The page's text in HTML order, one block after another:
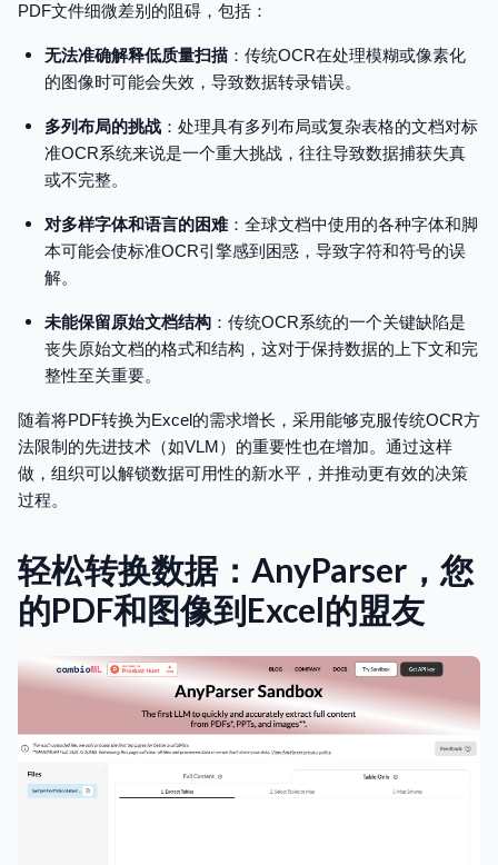
PDF文件细微差别的阻碍，包括：
无法准确解释低质量扫描 ：传统OCR在处理模糊或像素化
的图像时可能会失效，导致数据转录错误。
多列布局的挑战 ：处理具有多列布局或复杂表格的文档对标
准OCR系统来说是一个重大挑战，往往导致数据捕获失真
或不完整。
对多样字体和语言的困难：全球文档中使用的各种字体和脚
本可能会使标准OCR引擎感到困惑，导致字符和符号的误
解。
未能保留原始文档结构 ：传统OCR系统的一个关键缺陷是
丧失原始文档的格式和结构，这对于保持数据的上下文和完
整性至关重要。
随着将PDF转换为Excel的需求增长，采用能够克服传统OCR方
法限制的先进技术（如VLM）的重要性也在增加。通过这样
做，组织可以解锁数据可用性的新水平，并推动更有效的决策
过程。
轻松转换数据：AnyParser，您
的PDF和图像到Excel的盟友